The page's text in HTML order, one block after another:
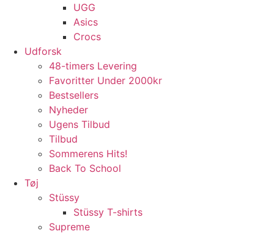
UGG
Asics
Crocs
Udforsk
48-timers Levering
Favoritter Under 2000kr
Bestsellers
Nyheder
Ugens Tilbud
Tilbud
Sommerens Hits!
Back To School
Tøj
Stüssy
Stüssy T-shirts
Supreme